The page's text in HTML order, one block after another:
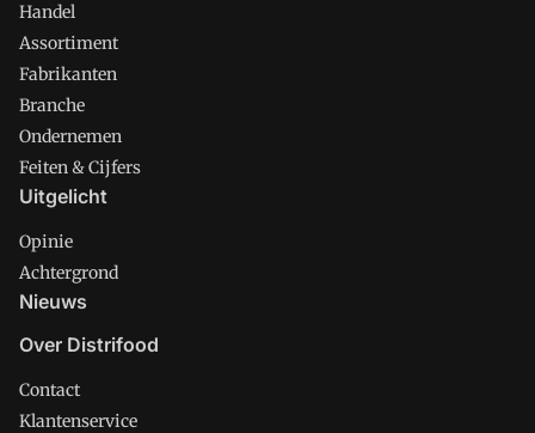
Handel
Assortiment
Fabrikanten
Branche
Ondernemen
Feiten & Cijfers
Uitgelicht
Opinie
Achtergrond
Nieuws
Over Distrifood
Contact
Klantenservice